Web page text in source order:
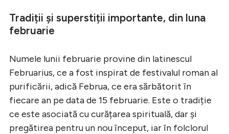
Tradiții și superstiții importante, din luna
februarie
Numele lunii februarie provine din latinescul
Februarius, ce a fost inspirat de festivalul roman al
purificării, adică Februa, ce era sărbătorit în
fiecare an pe data de 15 februarie. Este o tradiție
ce este asociată cu curățarea spirituală, dar și
pregătirea pentru un nou început, iar în folclorul